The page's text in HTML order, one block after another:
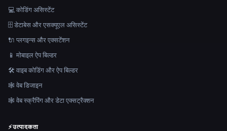
💻 कोडिंग असिस्टेंट
🗄️ डेटाबेस और एसक्यूएल असिस्टेंट
🔌 प्लगइन्स और एक्सटेंशन
📱 मोबाइल ऐप बिल्डर
🛠️ वाइब कोडिंग और ऐप बिल्डर
🕸 वेब डिजाइन
🕸️ वेब स्क्रैपिंग और डेटा एक्सट्रैक्शन
⚡उत्पादकता